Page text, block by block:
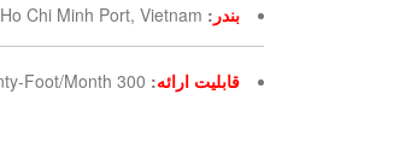
بندر :
Ho Chi Minh Port, Vietnam
قابلیت ارائه:
300 Container Twenty-Foot/Month